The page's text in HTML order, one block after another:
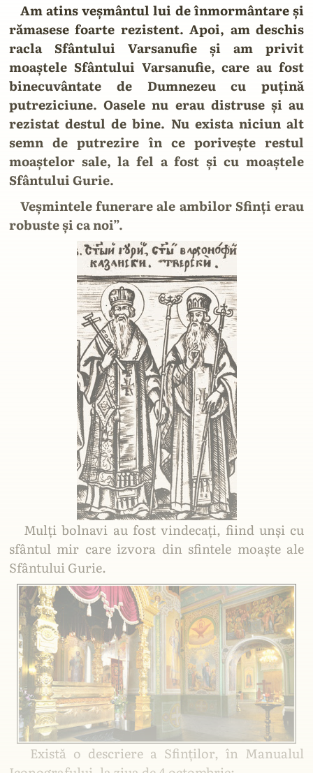
Am atins veșmântul lui de înmormântare și
rămasese foarte rezistent. Apoi, am deschis
racla Sfântului Varsanufie și am privit
moaștele Sfântului Varsanufie, care au fost
binecuvântate de Dumnezeu cu puțină
putreziciune. Oasele nu erau distruse și au
rezistat destul de bine. Nu exista niciun alt
semn de putrezire în ce porivește restul
moaștelor sale, la fel a fost și cu moaștele
Sfântului Gurie.
Veșmintele funerare ale ambilor Sfinți erau
robuste și ca noi”.
Mulți bolnavi au fost vindecați, fiind unși cu
sfântul mir care izvora din sfintele moaște ale
Sfântului Gurie.
Există o descriere a Sfinților, în Manualul
Lăcașuri Ortodoxe